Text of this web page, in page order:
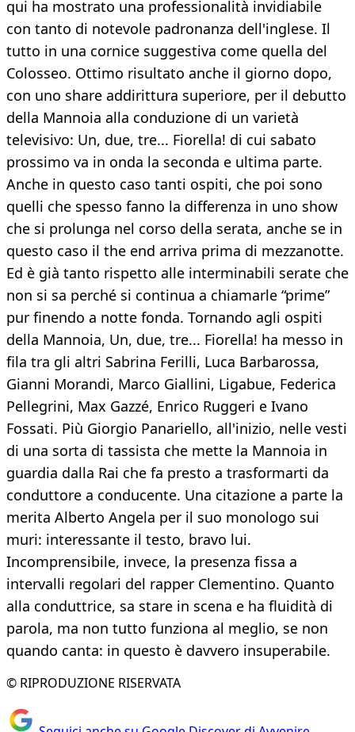
qui ha mostrato una professionalità invidiabile
con tanto di notevole padronanza dell'inglese. Il
tutto in una cornice suggestiva come quella del
Colosseo. Ottimo risultato anche il giorno dopo,
con uno share addirittura superiore, per il debutto
della Mannoia alla conduzione di un varietà
televisivo: Un, due, tre... Fiorella! di cui sabato
prossimo va in onda la seconda e ultima parte.
Anche in questo caso tanti ospiti, che poi sono
quelli che spesso fanno la differenza in uno show
che si prolunga nel corso della serata, anche se in
questo caso il the end arriva prima di mezzanotte.
Ed è già tanto rispetto alle interminabili serate che
non si sa perché si continua a chiamarle “prime”
pur finendo a notte fonda. Tornando agli ospiti
della Mannoia, Un, due, tre... Fiorella! ha messo in
fila tra gli altri Sabrina Ferilli, Luca Barbarossa,
Gianni Morandi, Marco Giallini, Ligabue, Federica
Pellegrini, Max Gazzé, Enrico Ruggeri e Ivano
Fossati. Più Giorgio Panariello, all'inizio, nelle vesti
di una sorta di tassista che mette la Mannoia in
guardia dalla Rai che fa presto a trasformarti da
conduttore a conducente. Una citazione a parte la
merita Alberto Angela per il suo monologo sui
muri: interessante il testo, bravo lui.
Incomprensibile, invece, la presenza fissa a
intervalli regolari del rapper Clementino. Quanto
alla conduttrice, sa stare in scena e ha fluidità di
parola, ma non tutto funziona al meglio, se non
quando canta: in questo è davvero insuperabile.
© RIPRODUZIONE RISERVATA